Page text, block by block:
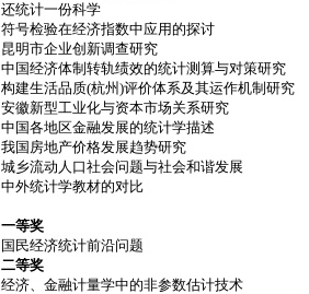
还统计一份科学
符号检验在经济指数中应用的探讨
昆明市企业创新调查研究
中国经济体制转轨绩效的统计测算与对策研究
构建生活品质(杭州)评价体系及其运作机制研究
安徽新型工业化与资本市场关系研究
中国各地区金融发展的统计学描述
我国房地产价格发展趋势研究
城乡流动人口社会问题与社会和谐发展
中外统计学教材的对比
一等奖
国民经济统计前沿问题
二等奖
经济、金融计量学中的非参数估计技术